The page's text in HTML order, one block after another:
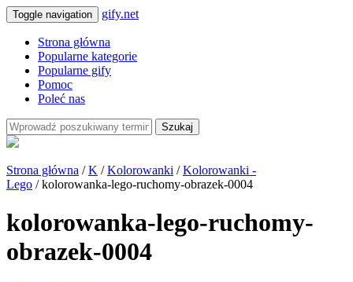
Toggle navigation gify.net
Strona główna
Popularne kategorie
Popularne gify
Pomoc
Poleć nas
Szukaj
Strona główna /K /Kolorowanki /Kolorowanki -
Lego / kolorowanka-lego-ruchomy-obrazek-0004
kolorowanka-lego-ruchomy-
obrazek-0004